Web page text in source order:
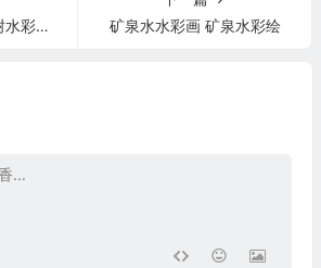
画法
矿泉水水彩画 矿泉水彩绘